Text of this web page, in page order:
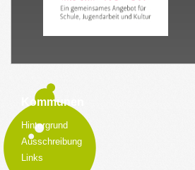
Kommunen
Hintergrund
Ausschreibung
Links